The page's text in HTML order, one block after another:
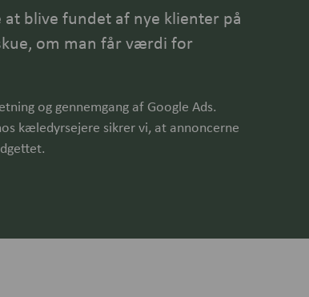
blive fundet af nye klienter på
om man får værdi for
og gennemgang af Google Ads.
kæledyrsejere sikrer vi, at annoncerne